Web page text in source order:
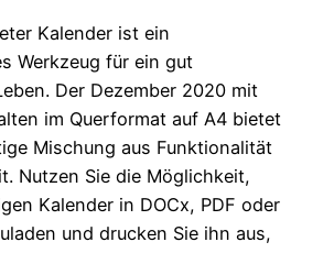
Kalender ist ein
Werkzeug für ein gut
Der Dezember 2020 mit
im Querformat auf A4 bietet
Mischung aus Funktionalität
Nutzen Sie die Möglichkeit,
Kalender in DOCx, PDF oder
und drucken Sie ihn aus,